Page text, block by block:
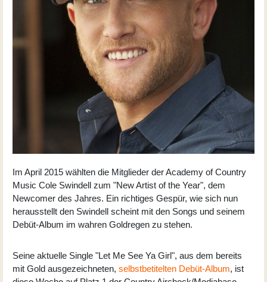
Im April 2015 wählten die Mitglieder der Academy of Country
Music Cole Swindell zum "New Artist of the Year", dem
Newcomer des Jahres. Ein richtiges Gespür, wie sich nun
herausstellt den Swindell scheint mit den Songs und seinem
Debüt-Album im wahren Goldregen zu stehen.
Seine aktuelle Single "Let Me See Ya Girl", aus dem bereits
mit Gold ausgezeichneten, selbstbetitelten Debüt-Album, ist